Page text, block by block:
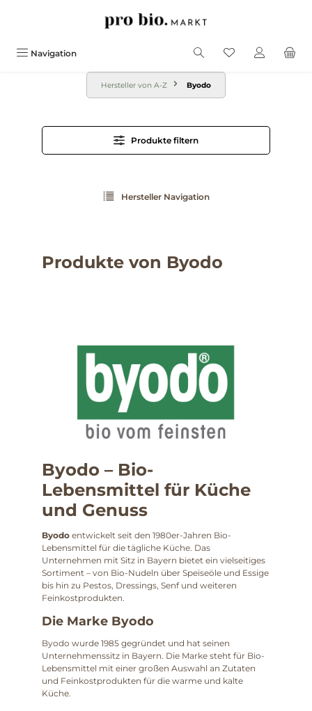
Navigation
Hersteller von A-Z Byodo
Produkte filtern
Hersteller Navigation
Produkte von Byodo
Byodo – Bio-
Lebensmittel für Küche
und Genuss
Byodo entwickelt seit den 1980er-Jahren Bio-
Lebensmittel für die tägliche Küche. Das
Unternehmen mit Sitz in Bayern bietet ein vielseitiges
Sortiment – von Bio-Nudeln über Speiseöle und Essige
bis hin zu Pestos, Dressings, Senf und weiteren
Feinkostprodukten.
Die Marke Byodo
Byodo wurde 1985 gegründet und hat seinen
Unternehmenssitz in Bayern. Die Marke steht für Bio-
Lebensmittel mit einer großen Auswahl an Zutaten
und Feinkostprodukten für die warme und kalte
Küche.